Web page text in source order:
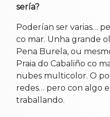
sería?
Poderían ser varias…
co mar. Unha grande
Pena Burela, ou
Praia do Cabaliño co
nubes multicolor. O
redes… pero con algo
traballando.